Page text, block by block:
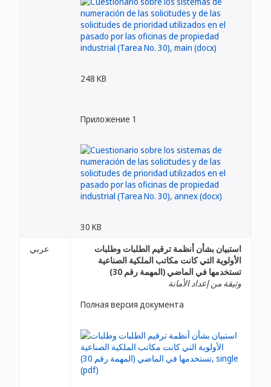
248 KB
Приложение 1
30 KB
عربي
استبيان بشأن أنظمة ترقيم الطلبات وطلبات
الأولوية التي كانت مكاتب الملكية الصناعية
تستخدمها في الماضي (المهمة رقم 30)
وثيقة من إعداد الأمانة
Полная версия документа